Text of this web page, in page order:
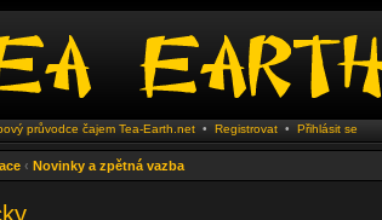
průvodce čajem Tea-Earth.net• Registrovat • Přihlásit se
‹ Novinky a zpětná vazba